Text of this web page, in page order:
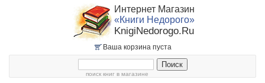
Интернет Магазин
«Книги Недорого»
KnigiNedorogo.Ru
Ваша корзина пуста
поиск книг в магазине